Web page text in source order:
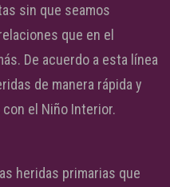
sin que seamos
que en el
De acuerdo a esta línea
de manera rápida y
el Niño Interior.
heridas primarias que